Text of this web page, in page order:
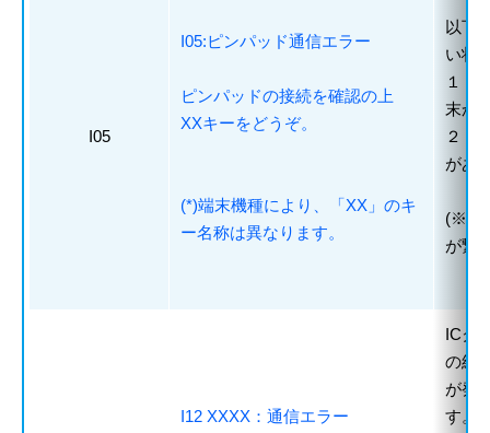
I05
I05:ピンパッド通信エラー
ピンパッドの接続を確認の上
XXキーをどうぞ。
(*)端末機種により、「XX」のキ
ー名称は異なります。
以下
い状
１．
末か
２．
があ
(※)お
が繋
I12 XXXX：通信エラー
ICク
の結
が発
す。